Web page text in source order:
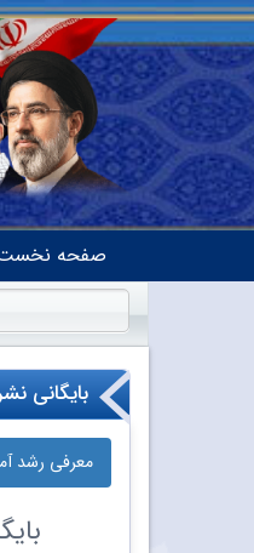
صفحه
بایگانی
معرفی رشد